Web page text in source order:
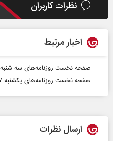
نظرات کاربران
اخبار مرتبط
صفحه نخست روزنامه‌های سه شنبه ۹ آبان
صفحه نخست روزنامه‌های یکشنبه ۷ آبان
ارسال نظرات